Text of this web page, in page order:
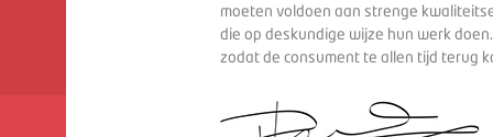
moeten voldoen aan strenge
die op deskundige wijze hun werk
zodat de consument te allen tijd terug